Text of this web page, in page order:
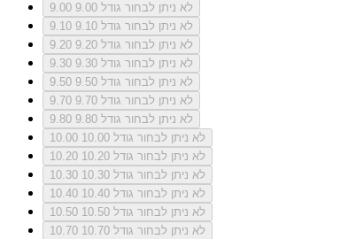
9.00
לא ניתן לבחור גודל 9.00
9.10
לא ניתן לבחור גודל 9.10
9.20
לא ניתן לבחור גודל 9.20
9.30
לא ניתן לבחור גודל 9.30
9.50
לא ניתן לבחור גודל 9.50
9.70
לא ניתן לבחור גודל 9.70
9.80
לא ניתן לבחור גודל 9.80
10.00
לא ניתן לבחור גודל 10.00
10.20
לא ניתן לבחור גודל 10.20
10.30
לא ניתן לבחור גודל 10.30
10.40
לא ניתן לבחור גודל 10.40
10.50
לא ניתן לבחור גודל 10.50
10.70
לא ניתן לבחור גודל 10.70